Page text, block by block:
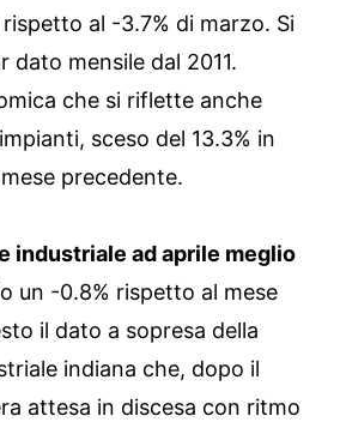
al -3.7% di marzo. Si
dato mensile dal 2011.
che si riflette anche
sceso del 13.3% in
precedente.
industriale ad aprile meglio
un -0.8% rispetto al mese
il dato a sopresa della
indiana che, dopo il
attesa in discesa con ritmo